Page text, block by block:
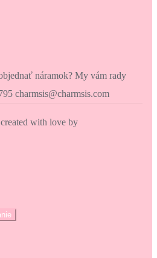
náramok? My vám rady
charmsis@charmsis.com
with love by